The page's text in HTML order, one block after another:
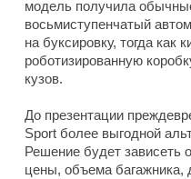
модель получила
восьмиступенчатый
на буксировку, тогда как
роботизированную
кузов.
До презентации
Sport более выгодной
Решение будет зависеть
цены, объема багажника,